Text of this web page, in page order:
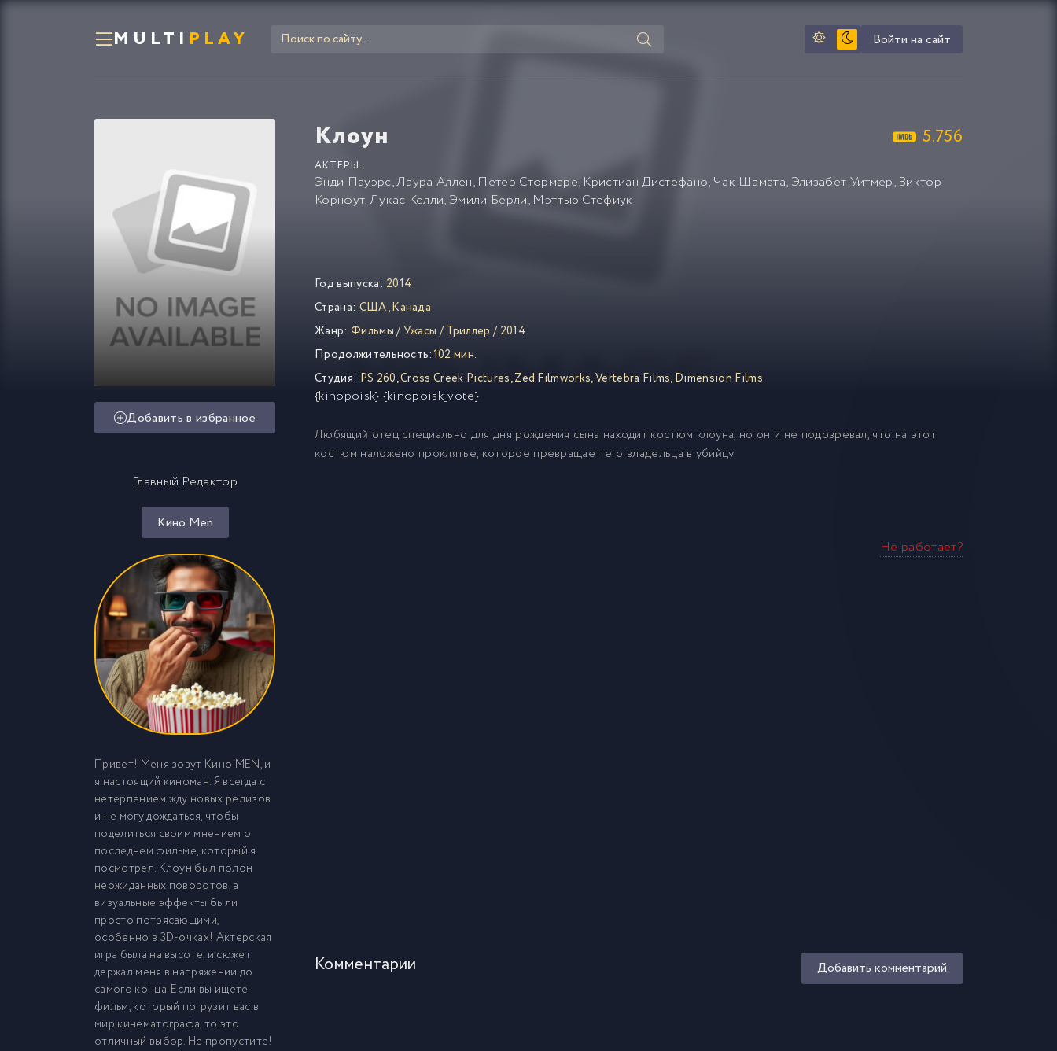
MULTI PLAY Войти на сайт
Клоун 5.756
АКТЕРЫ:
Энди Пауэрс,Лаура Аллен, Петер Стормаре, Кристиан Дистефано, Чак Шамата, Элизабет Уитмер, Виктор
Корнфут,Лукас Келли, Эмили Берли, Мэттью Стефиук
Добавить в избранное
Главный Редактор
Кино Men
Привет! Меня зовут Кино MEN, и
я настоящий киноман. Я всегда с
нетерпением жду новых релизов
и не могу дождаться, чтобы
поделиться своим мнением о
последнем фильме, который я
посмотрел. Клоун был полон
неожиданных поворотов, а
визуальные эффекты были
просто потрясающими,
особенно в 3D-очках! Актерская
игра была на высоте, и сюжет
держал меня в напряжении до
самого конца. Если вы ищете
фильм, который погрузит вас в
мир кинематографа, то это
отличный выбор. Не пропустите!
Год выпуска: 2014
Страна: США,Канада
Жанр: Фильмы/Ужасы /Триллер / 2014
Продолжительность:102 мин.
Студия: PS 260,Cross Creek Pictures,Zed Filmworks,Vertebra Films,Dimension Films
{kinopoisk} {kinopoisk_vote}
Любящий отец специально для дня рождения сына находит костюм клоуна, но он и не подозревал, что на этот
костюм наложено проклятье, которое превращает его владельца в убийцу.
Не работает?
Комментарии Добавить комментарий